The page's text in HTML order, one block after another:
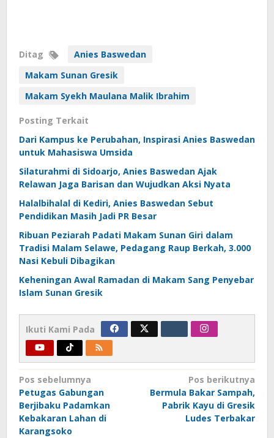
Ditag
Anies Baswedan
Makam Sunan Gresik
Makam Syekh Maulana Malik Ibrahim
Posting Terkait
Dari Kampus ke Perubahan, Inspirasi Anies Baswedan
untuk Mahasiswa Umsida
Silaturahmi di Sidoarjo, Anies Baswedan Ajak
Relawan Jaga Barisan dan Wujudkan Aksi Nyata
Halalbihalal di Kediri, Anies Baswedan Sebut
Pendidikan Masih Jadi PR Besar
Ribuan Peziarah Padati Makam Sunan Giri dalam
Tradisi Malam Selawe, Pedagang Raup Berkah, 3.000
Nasi Kebuli Dibagikan
Keheningan Awal Ramadan di Makam Sang Penyebar
Islam Sunan Gresik
Ikuti Kami Pada
Navigasi
pos
Pos sebelumnya
Petugas Gabungan
Berjibaku Padamkan
Kebakaran Lahan di
Karangsoko
Pos berikutnya
Bermula Bakar Sampah,
Pabrik Kayu di Gresik
Ludes Terbakar